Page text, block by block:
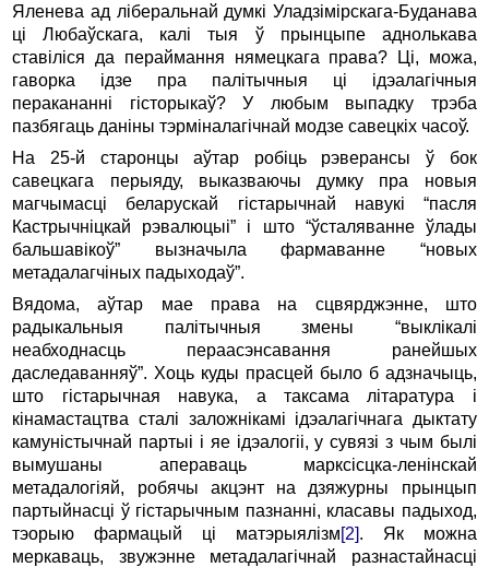
Яленева ад ліберальнай думкі Уладзімірскага-Буданава
ці Любаўскага, калі тыя ў прынцыпе аднолькава
ставіліся да пераймання нямецкага права? Ці, можа,
гаворка ідзе пра палітычныя ці ідэалагічныя
перакананні гісторыкаў? У любым выпадку трэба
пазбягаць даніны тэрміналагічнай модзе савецкіх часоў.
На 25-й старонцы аўтар робіць рэверансы ў бок
савецкага перыяду, выказваючы думку пра новыя
магчымасці беларускай гістарычнай навукі “пасля
Кастрычніцкай рэвалюцыі” і што “ўсталяванне ўлады
бальшавікоў” вызначыла фармаванне “новых
метадалагчіных падыходаў”.
Вядома, аўтар мае права на сцвярджэнне, што
радыкальныя палітычныя змены “выклікалі
неабходнасць пераасэнсавання ранейшых
даследаванняў”. Хоць куды прасцей было б адзначыць,
што гістарычная навука, а таксама літаратура і
кінамастацтва сталі заложнікамі ідэалагічнага дыктату
камуністычнай партыі і яе ідэалогіі, у сувязі з чым былі
вымушаны апераваць марксісцка-ленінскай
метадалогіяй, робячы акцэнт на дзяжурны прынцып
партыйнасці ў гістарычным пазнанні, класавы падыход,
тэорыю фармацый ці матэрыялізм[2]. Як можна
меркаваць, звужэнне метадалагічнай разнастайнасці